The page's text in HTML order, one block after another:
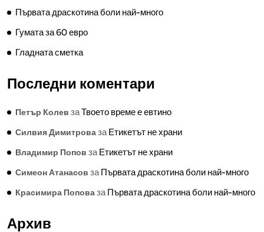
Първата драскотина боли най-много
Гумата за 60 евро
Гладната сметка
Последни коментари
Петър Колев заТвоето време е евтино
Силвия ДимитровазаЕтикетът не храни
Владимир Попов заЕтикетът не храни
Симеон Атанасов заПървата драскотина боли най-много
Красимира ПоповазаПървата драскотина боли най-много
Архив